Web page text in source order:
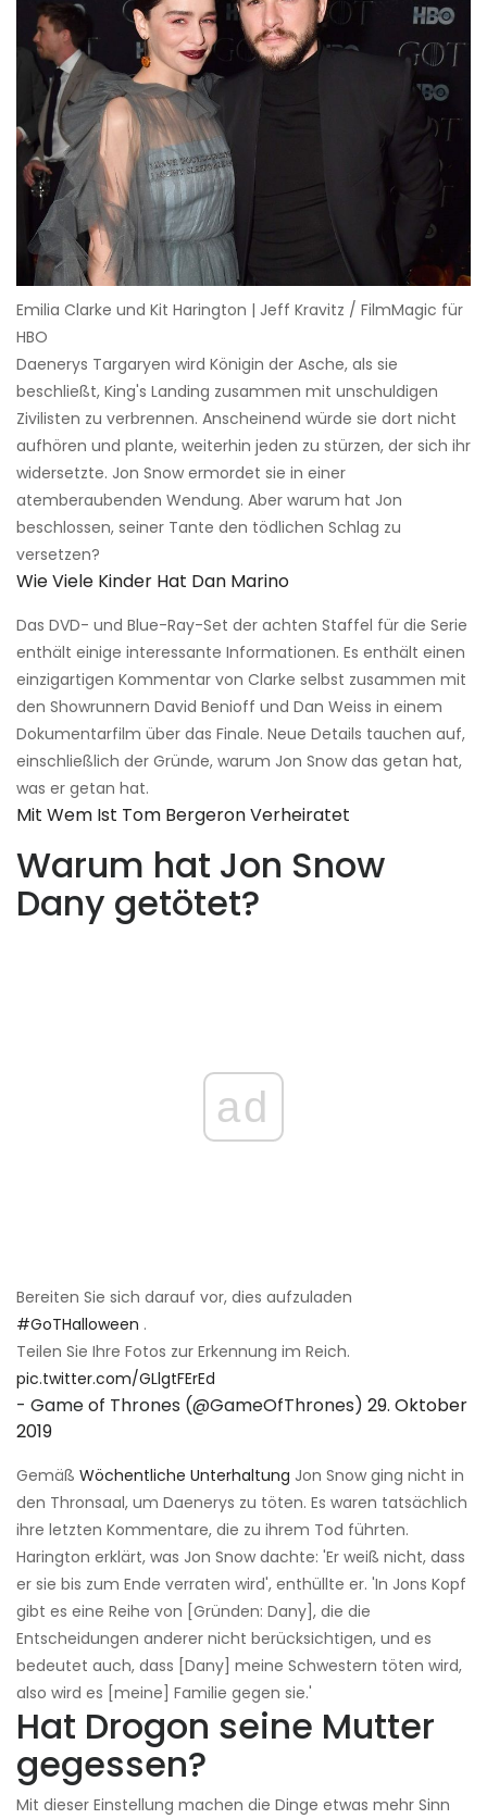
Emilia Clarke und Kit Harington | Jeff Kravitz / FilmMagic für
HBO
Daenerys Targaryen wird Königin der Asche, als sie
beschließt, King's Landing zusammen mit unschuldigen
Zivilisten zu verbrennen. Anscheinend würde sie dort nicht
aufhören und plante, weiterhin jeden zu stürzen, der sich ihr
widersetzte. Jon Snow ermordet sie in einer
atemberaubenden Wendung. Aber warum hat Jon
beschlossen, seiner Tante den tödlichen Schlag zu
versetzen?
Wie Viele Kinder Hat Dan Marino
Das DVD- und Blue-Ray-Set der achten Staffel für die Serie
enthält einige interessante Informationen. Es enthält einen
einzigartigen Kommentar von Clarke selbst zusammen mit
den Showrunnern David Benioff und Dan Weiss in einem
Dokumentarfilm über das Finale. Neue Details tauchen auf,
einschließlich der Gründe, warum Jon Snow das getan hat,
was er getan hat.
Mit Wem Ist Tom Bergeron Verheiratet
Warum hat Jon Snow
Dany getötet?
ad
Bereiten Sie sich darauf vor, dies aufzuladen
#GoTHalloween .
Teilen Sie Ihre Fotos zur Erkennung im Reich.
pic.twitter.com/GLlgtFErEd
- Game of Thrones (@GameOfThrones) 29. Oktober
2019
Gemäß Wöchentliche Unterhaltung Jon Snow ging nicht in
den Thronsaal, um Daenerys zu töten. Es waren tatsächlich
ihre letzten Kommentare, die zu ihrem Tod führten.
Harington erklärt, was Jon Snow dachte: 'Er weiß nicht, dass
er sie bis zum Ende verraten wird', enthüllte er. 'In Jons Kopf
gibt es eine Reihe von [Gründen: Dany], die die
Entscheidungen anderer nicht berücksichtigen, und es
bedeutet auch, dass [Dany] meine Schwestern töten wird,
also wird es [meine] Familie gegen sie.'
Hat Drogon seine Mutter
gegessen?
Mit dieser Einstellung machen die Dinge etwas mehr Sinn